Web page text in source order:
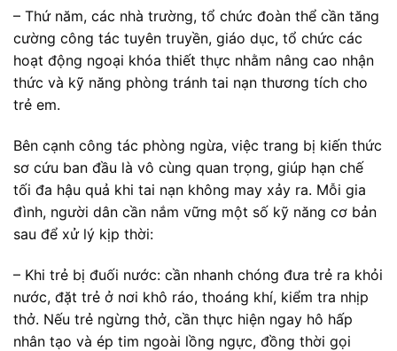
– Thứ năm, các nhà trường, tổ chức đoàn thể cần tăng
cường công tác tuyên truyền, giáo dục, tổ chức các
hoạt động ngoại khóa thiết thực nhằm nâng cao nhận
thức và kỹ năng phòng tránh tai nạn thương tích cho
trẻ em.
Bên cạnh công tác phòng ngừa, việc trang bị kiến thức
sơ cứu ban đầu là vô cùng quan trọng, giúp hạn chế
tối đa hậu quả khi tai nạn không may xảy ra. Mỗi gia
đình, người dân cần nắm vững một số kỹ năng cơ bản
sau để xử lý kịp thời:
– Khi trẻ bị đuối nước: cần nhanh chóng đưa trẻ ra khỏi
nước, đặt trẻ ở nơi khô ráo, thoáng khí, kiểm tra nhịp
thở. Nếu trẻ ngừng thở, cần thực hiện ngay hô hấp
nhân tạo và ép tim ngoài lồng ngực, đồng thời gọi